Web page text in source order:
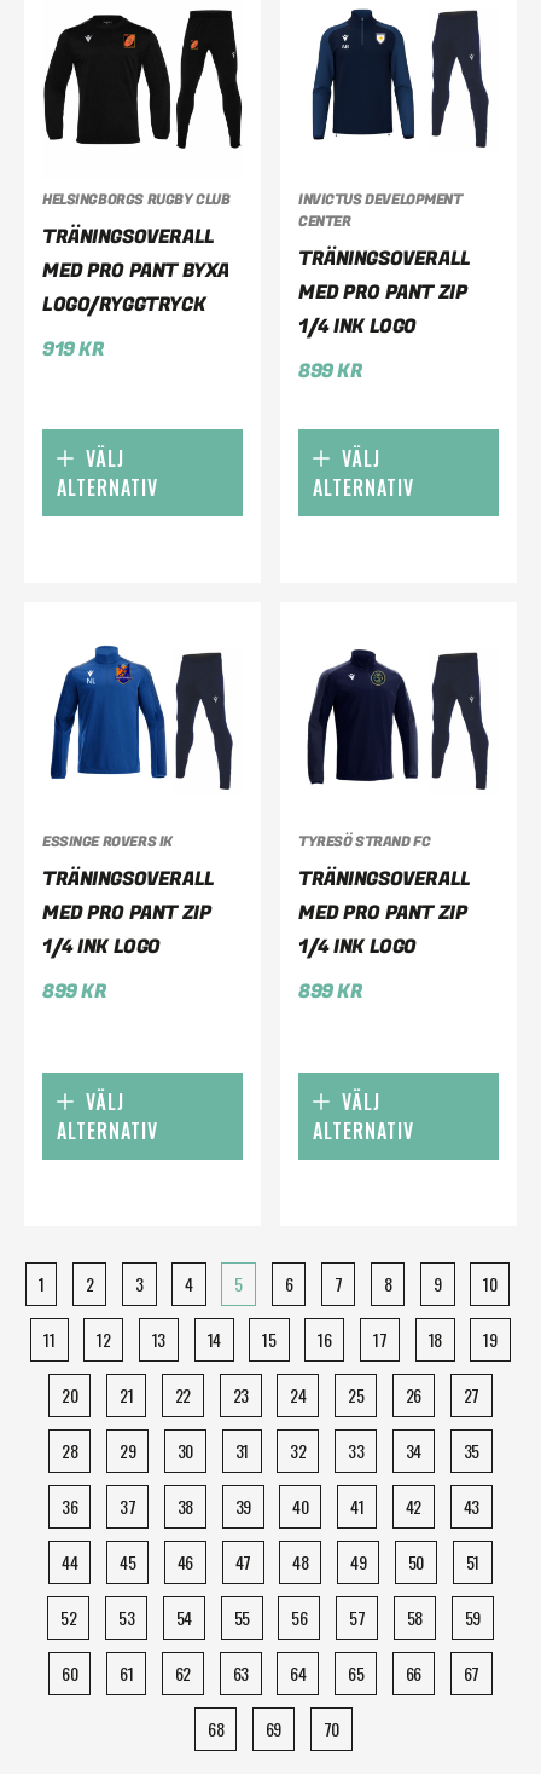
HELSINGBORGS RUGBY CLUB
TRÄNINGSOVERALL
MED PRO PANT BYXA
LOGO/RYGGTRYCK
919KR
VÄLJ
ALTERNATIV
INVICTUS DEVELOPMENT
CENTER
TRÄNINGSOVERALL
MED PRO PANT ZIP
1/4 INK LOGO
899KR
VÄLJ
ALTERNATIV
ESSINGE ROVERS IK
TRÄNINGSOVERALL
MED PRO PANT ZIP
1/4 INK LOGO
899KR
VÄLJ
ALTERNATIV
TYRESÖ STRAND FC
TRÄNINGSOVERALL
MED PRO PANT ZIP
1/4 INK LOGO
899KR
VÄLJ
ALTERNATIV
1 2 3 4 5 6 7 8 9 10
11 12 13 14 15 16 17 18 19
20 21 22 23 24 25 26 27
28 29 30 31 32 33 34 35
36 37 38 39 40 41 42 43
44 45 46 47 48 49 50 51
52 53 54 55 56 57 58 59
60 61 62 63 64 65 66 67
68 69 70